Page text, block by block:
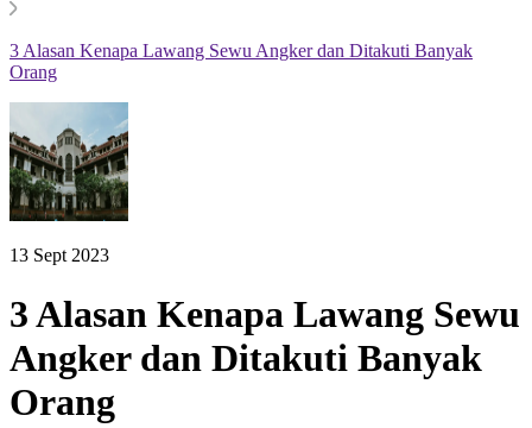
3 Alasan Kenapa Lawang Sewu Angker dan Ditakuti Banyak
Orang
13 Sept 2023
3 Alasan Kenapa Lawang Sewu
Angker dan Ditakuti Banyak
Orang